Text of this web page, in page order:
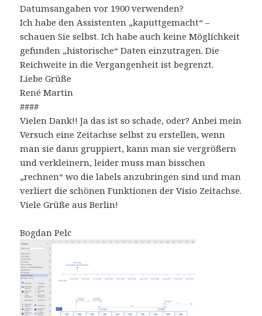
Datumsangaben vor 1900 verwenden?
Ich habe den Assistenten „kaputtgemacht“ –
schauen Sie selbst. Ich habe auch keine Möglichkeit
gefunden „historische“ Daten einzutragen. Die
Reichweite in die Vergangenheit ist begrenzt.
Liebe Grüße
René Martin
####
Vielen Dank!! Ja das ist so schade, oder? Anbei mein
Versuch eine Zeitachse selbst zu erstellen, wenn
man sie dann gruppiert, kann man sie vergrößern
und verkleinern, leider muss man bisschen
„rechnen“ wo die labels anzubringen sind und man
verliert die schönen Funktionen der Visio Zeitachse.
Viele Grüße aus Berlin!
Bogdan Pelc